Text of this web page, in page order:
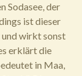
Sodasee, der
ist dieser
und wirkt sonst
erklärt die
in Maa,